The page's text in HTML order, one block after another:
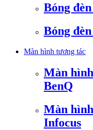
Bóng
Bóng
Màn hình tương tác
Màn
BenQ
Màn
Infocus